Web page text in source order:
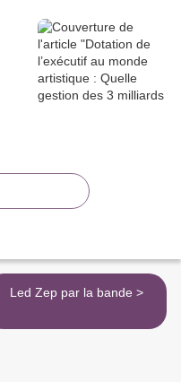
Led Zep par la bande >